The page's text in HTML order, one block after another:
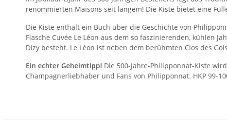
renommierten Maisons seit langem! Die Kiste bietet eine
Die Kiste enthält ein Buch über die Geschichte von
Flasche Cuvée Le Léon aus dem so faszinierenden, kühlen
Dizy besteht. Le Léon ist neben dem berühmten Clos des
Ein echter Geheimtipp! Die 500-Jahre-Philipponnat-Kiste
Champagnerliebhaber und Fans von Philipponnat. HKP 99-